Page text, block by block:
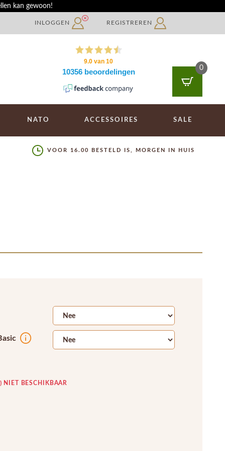
kan gewoon!
INLOGGEN REGISTREREN
0
NATO ACCESSOIRES SALE
VOOR 16.00 BESTELD IS, MORGEN IN HUIS
NIET BESCHIKBAAR